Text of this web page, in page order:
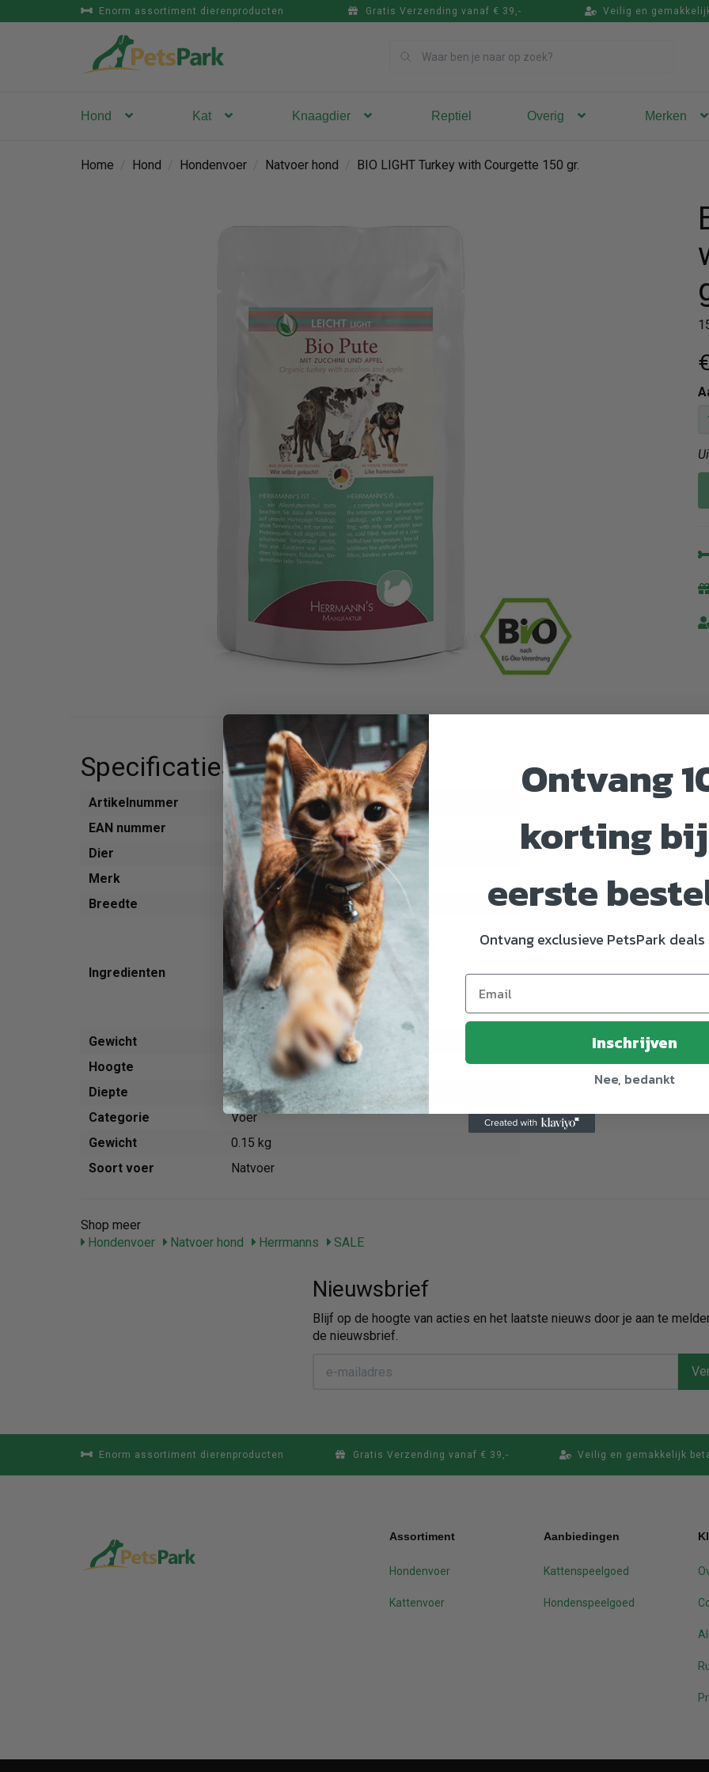
Enorm assortiment dierenproducten Gratis Verzending vanaf € 39,- Veilig en
Hond Kat Knaagdier Reptiel Overig Merken
Home Hond Hondenvoer Natvoer hond BIO LIGHT Turkey with Courgette 150 gr.
Specificaties
Artikelnummer
531099
EAN nummer
4047459008221
Dier
Hond
Merk
Herrmanns
Breedte
90 mm
Ingredienten
biologische courgette
50% biologische kalkoen (borstvlees
biologische appel
nek en ingewanden) 50% Psyllium
biologische aardpeer
biologische sla.
Gewicht
150 g
Hoogte
160 mm
Diepte
15 mm
Categorie
Voer
Gewicht
0.15 kg
Soort voer
Natvoer
Shop meer
Hondenvoer
Natvoer hond Herrmanns SALE
Nieuwsbrief
Blijf op de hoogte van acties en het laatste nieuws door je aan te
de nieuwsbrief.
Enorm assortiment dierenproducten Gratis Verzending vanaf € 39,- Veilig en gemakkelijk
Assortiment
Hondenvoer
Kattenvoer
Aanbiedingen
Kattenspeelgoed
Hondenspeelgoed
Ontvang
korting
eerste
Ontvang exclusieve PetsPark
Inschrijven
Nee, bedankt